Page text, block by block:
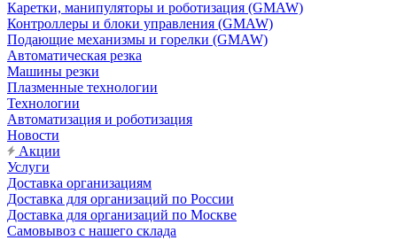
Каретки, манипуляторы и роботизация (GMAW)
Контроллеры и блоки управления (GMAW)
Подающие механизмы и горелки (GMAW)
Автоматическая резка
Машины резки
Плазменные технологии
Технологии
Автоматизация и роботизация
Новости
Акции
Услуги
Доставка организациям
Доставка для организаций по России
Доставка для организаций по Москве
Самовывоз с нашего склада